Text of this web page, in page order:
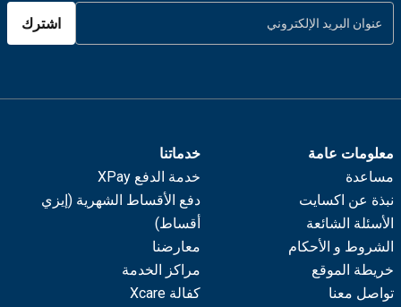
اشترك
معلومات عامة
مساعدة
نبذة عن اكسايت
الأسئلة الشائعة
الشروط و الأحكام
خريطة الموقع
تواصل معنا
خدماتنا
خدمة الدفع XPay
دفع الأقساط الشهرية (إيزي
أقساط)
معارضنا
مراكز الخدمة
كفالة Xcare